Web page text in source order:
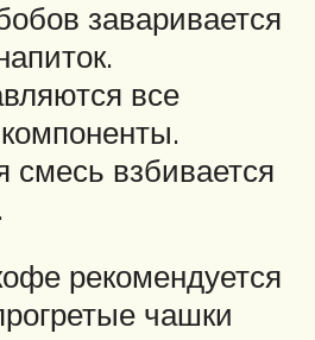
заваривается
все
смесь взбивается
рекомендуется
чашки